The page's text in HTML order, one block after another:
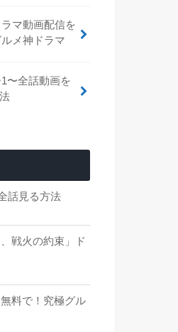
マ動画配信を
メ神ドラマ
〜全話動画を
話見る方法
戦火の約束」ド
料で！究極グル